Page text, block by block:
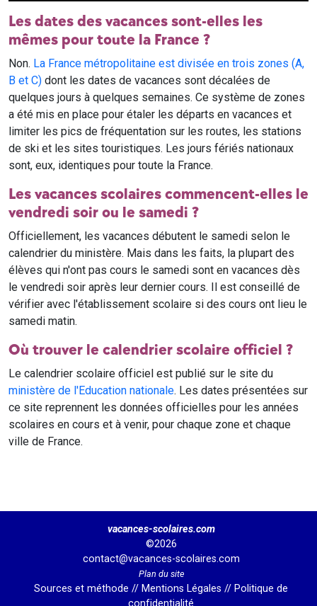
Les dates des vacances sont-elles les
mêmes pour toute la France ?
Non. La France métropolitaine est divisée en trois zones (A,
B et C) dont les dates de vacances sont décalées de
quelques jours à quelques semaines. Ce système de zones
a été mis en place pour étaler les départs en vacances et
limiter les pics de fréquentation sur les routes, les stations
de ski et les sites touristiques. Les jours fériés nationaux
sont, eux, identiques pour toute la France.
Les vacances scolaires commencent-elles le
vendredi soir ou le samedi ?
Officiellement, les vacances débutent le samedi selon le
calendrier du ministère. Mais dans les faits, la plupart des
élèves qui n'ont pas cours le samedi sont en vacances dès
le vendredi soir après leur dernier cours. Il est conseillé de
vérifier avec l'établissement scolaire si des cours ont lieu le
samedi matin.
Où trouver le calendrier scolaire officiel ?
Le calendrier scolaire officiel est publié sur le site du
ministère de l'Education nationale. Les dates présentées sur
ce site reprennent les données officielles pour les années
scolaires en cours et à venir, pour chaque zone et chaque
ville de France.
vacances-scolaires.com
©2026
contact@vacances-scolaires.com
Plan du site
Sources et méthode // Mentions Légales // Politique de